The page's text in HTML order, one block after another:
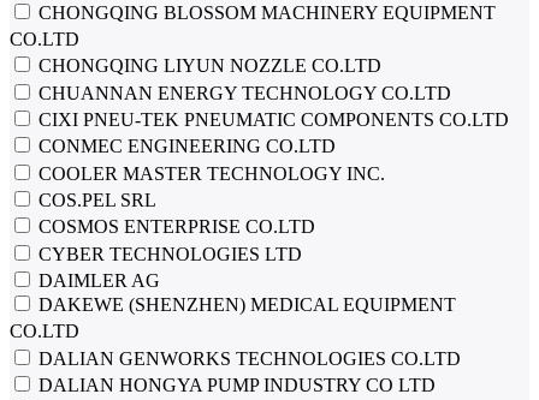
CHONGQING BLOSSOM MACHINERY EQUIPMENT
CO.LTD
CHONGQING LIYUN NOZZLE CO.LTD
CHUANNAN ENERGY TECHNOLOGY CO.LTD
CIXI PNEU-TEK PNEUMATIC COMPONENTS CO.LTD
CONMEC ENGINEERING CO.LTD
COOLER MASTER TECHNOLOGY INC.
COS.PEL SRL
COSMOS ENTERPRISE CO.LTD
CYBER TECHNOLOGIES LTD
DAIMLER AG
DAKEWE (SHENZHEN) MEDICAL EQUIPMENT
CO.LTD
DALIAN GENWORKS TECHNOLOGIES CO.LTD
DALIAN HONGYA PUMP INDUSTRY CO LTD